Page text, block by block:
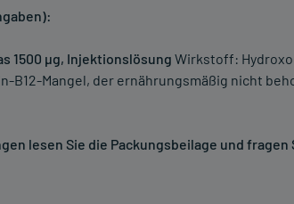
1500 µg, Injektionslösung Wirkstoff:
B12-Mangel, der ernährungsmäßig nicht
lesen Sie die Packungsbeilage und